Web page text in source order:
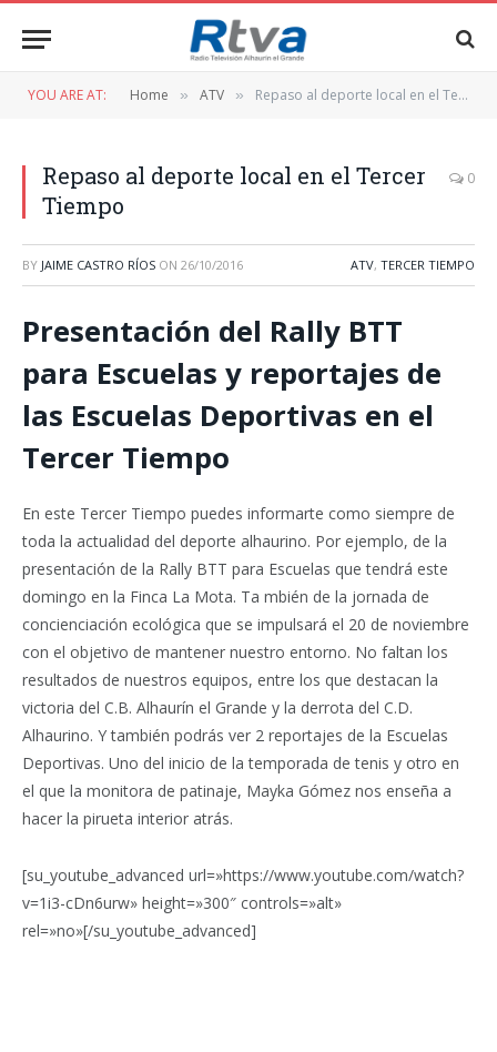
YOU ARE AT: Home » ATV » Repaso al deporte local en el Tercer Tiempo
Repaso al deporte local en el Tercer
Tiempo
0
BY JAIME CASTRO RÍOS ON 26/10/2016 ATV, TERCER TIEMPO
Presentación del Rally BTT
para Escuelas y reportajes de
las Escuelas Deportivas en el
Tercer Tiempo
En este Tercer Tiempo puedes informarte como siempre de
toda la actualidad del deporte alhaurino. Por ejemplo, de la
presentación de la Rally BTT para Escuelas que tendrá este
domingo en la Finca La Mota. Ta mbién de la jornada de
concienciación ecológica que se impulsará el 20 de noviembre
con el objetivo de mantener nuestro entorno. No faltan los
resultados de nuestros equipos, entre los que destacan la
victoria del C.B. Alhaurín el Grande y la derrota del C.D.
Alhaurino. Y también podrás ver 2 reportajes de la Escuelas
Deportivas. Uno del inicio de la temporada de tenis y otro en
el que la monitora de patinaje, Mayka Gómez nos enseña a
hacer la pirueta interior atrás.
[su_youtube_advanced url=»https://www.youtube.com/watch?
v=1i3-cDn6urw» height=»300″ controls=»alt»
rel=»no»[/su_youtube_advanced]